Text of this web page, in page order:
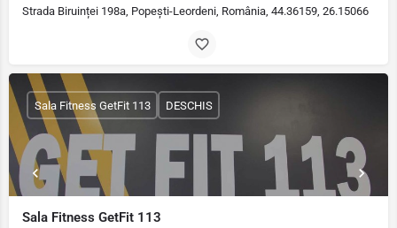
Strada Biruinței 198a, Popești-Leordeni, România, 44.36159, 26.15066
Sala Fitness GetFit 113
Sala Fitness GetFit 113 DESCHIS